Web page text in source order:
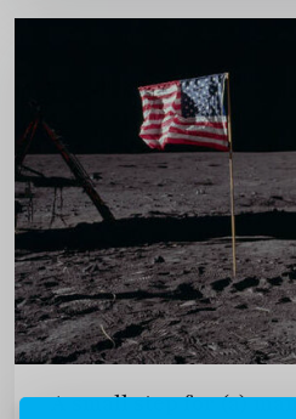
A small step for (a)